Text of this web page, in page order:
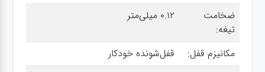
پمپ
تجهیزات
ضخامت
تیغه:
0.12 میلی‌متر
مکانیزم قفل:
قفل‌شونده خودکار